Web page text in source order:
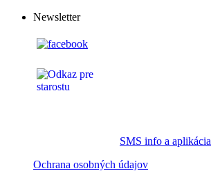
Newsletter
SMS info a aplikácia
Ochrana osobných údajov